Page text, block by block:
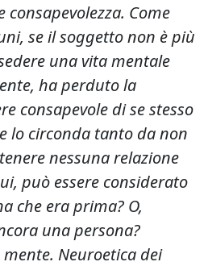
consapevolezza. Come
se il soggetto non è più
una vita mentale
ha perduto la
consapevole di se stesso
lo circonda tanto da non
nessuna relazione
può essere considerato
che era prima? O,
una persona?
Neuroetica dei